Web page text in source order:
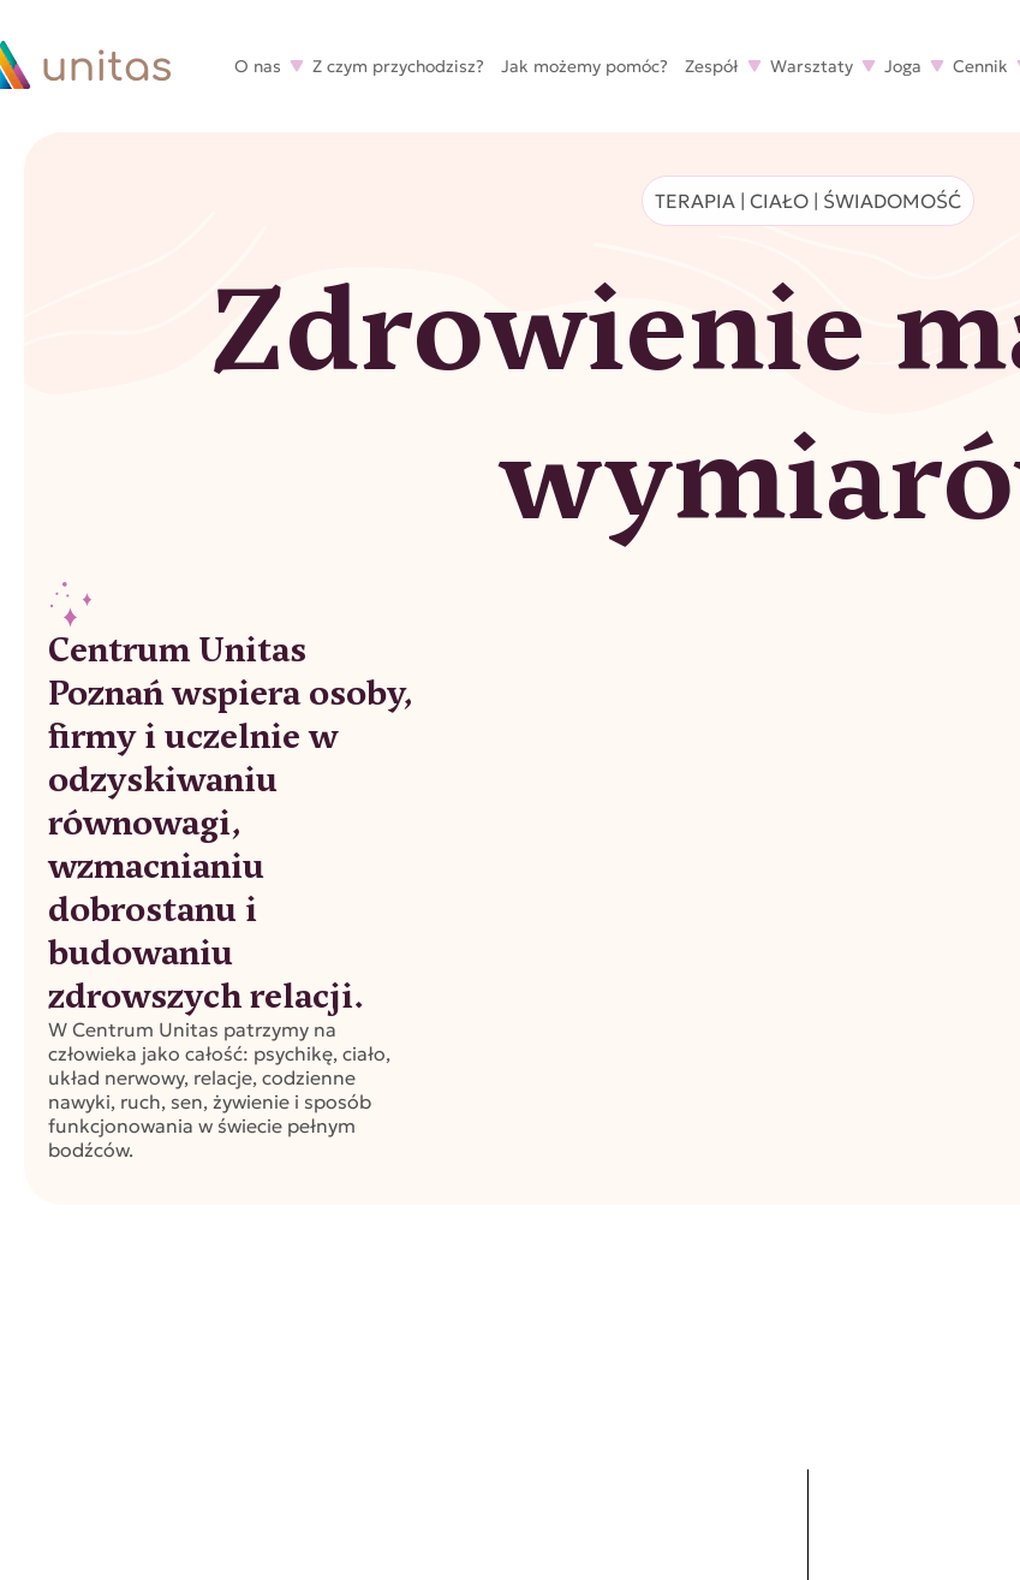
O nas Z czym przychodzisz? Jak możemy pomóc? Zespół Warsztaty Joga Cennik
TERAPIA | CIAŁO | ŚWIADOMOŚĆ
Zdrowienie
Centrum Unitas
Poznań wspiera osoby,
firmy i uczelnie w
odzyskiwaniu
równowagi,
wzmacnianiu
dobrostanu i
budowaniu
zdrowszych relacji.
W Centrum Unitas patrzymy na
człowieka jako całość: psychikę, ciało,
układ nerwowy, relacje, codzienne
nawyki, ruch, sen, żywienie i sposób
funkcjonowania w świecie pełnym
bodźców.